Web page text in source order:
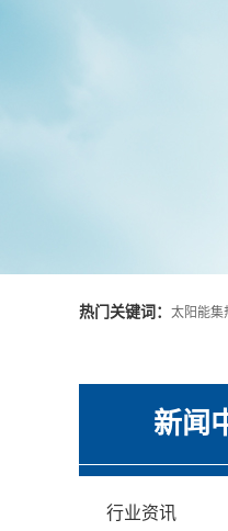
热门关键词： 太阳能集
新闻
行业资讯